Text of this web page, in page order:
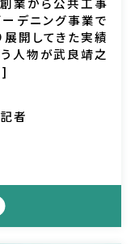
ーデニング事業で
展開してきた実績
人物が武良靖之
記者